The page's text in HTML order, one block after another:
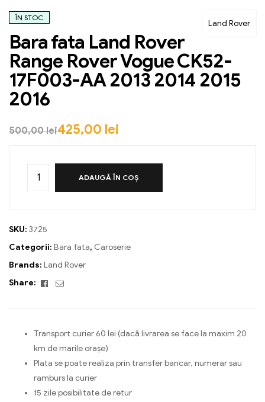
Land Rover
ÎN STOC
Bara fata Land Rover
Range Rover Vogue CK52-
17F003-AA 2013 2014 2015
2016
500,00lei425,00 lei
ADAUGĂ ÎN COȘ
SKU: 3725
Categorii: Bara fata, Caroserie
Brands: Land Rover
Share:
Facebook
Email
Transport curier 60 lei (dacă livrarea se face la maxim 20
km de marile orașe)
Plata se poate realiza prin transfer bancar, numerar sau
ramburs la curier
15 zile posibilitate de retur